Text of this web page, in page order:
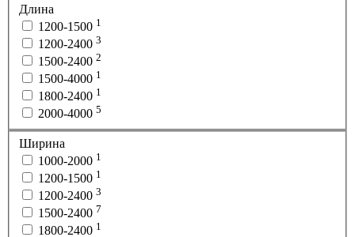
Длина
1200-1500 1
1200-2400 3
1500-2400 2
1500-4000 1
1800-2400 1
2000-4000 5
Ширина
1000-2000 1
1200-1500 1
1200-2400 3
1500-2400 7
1800-2400 1